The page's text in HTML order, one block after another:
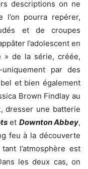
descriptions on ne
l’on pourra repérer,
et de croupes
l’adolescent en
» de la série, créée,
par des
et bien également
Brown Findlay au
dresser une batterie
et Downton Abbey,
feu à la découverte
l’atmosphère est
les deux cas, on